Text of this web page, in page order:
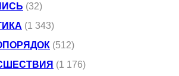
(32)
(1 343)
(512)
(1 176)